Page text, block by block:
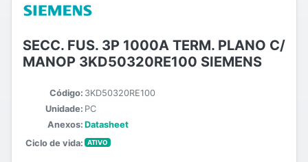
SECC. FUS. 3P 1000A TERM. PLANO C/
MANOP 3KD50320RE100 SIEMENS
Código: 3KD50320RE100
Unidade: PC
Anexos: Datasheet
Ciclo de vida:
ATIVO